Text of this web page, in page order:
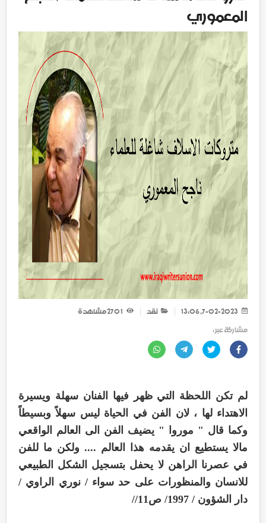
المعموري
نقد
مشاهدة
مشاركة عبر :
لم تكن اللحظة التي ظهر فيها الفنان سهلة ويسيرة
الاهتداء لها ، لان الفن في الحياة ليس سهلاً وبسيطاً
وكما قال " موروا " يضيف الفن الى العالم الواقعي
مالا يستطيع ان يقدمه هذا العالم .... ولكن ما للفن
في عصرنا الراهن لا يحفل بتسجيل الشكل الطبيعي
للانسان والمنظورات على حد سواء / نوري الراوي /
دار الشؤون / 1997/ ص11//